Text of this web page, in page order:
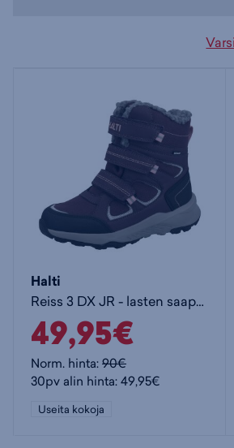
Halti
Reiss 3 DX JR - lasten saappaat
49,95€
Norm. hinta:90€
30pv alin hinta: 49,95€
Useita kokoja